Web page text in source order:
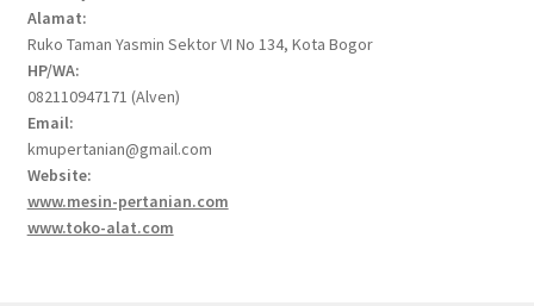
Alamat:
Ruko Taman Yasmin Sektor VI No 134, Kota Bogor
HP/WA:
082110947171 (Alven)
Email:
kmupertanian@gmail.com
Website:
www.mesin-pertanian.com
www.toko-alat.com